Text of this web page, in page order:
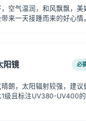
空气温润，和风飘飘，美
来一天接踵而来的好心情。
阳镜 必
晴朗，太阳辐射较强，建议
1级且标注UV380-UV400的